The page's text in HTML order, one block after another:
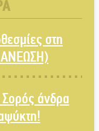
στη
άνδρα